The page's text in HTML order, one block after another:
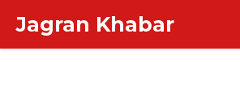
content
Jagran Khabar